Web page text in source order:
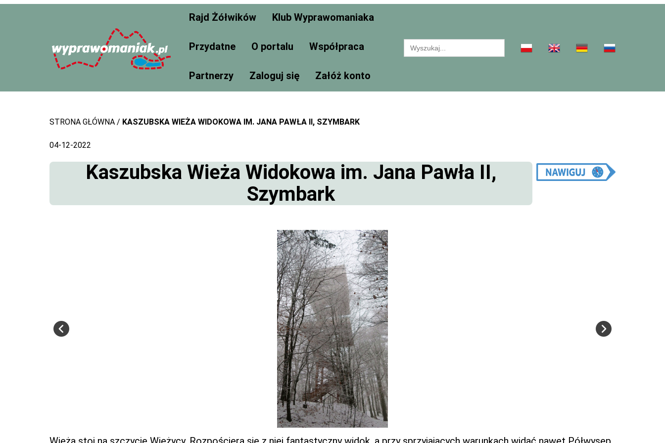
Rajd Żółwików Klub Wyprawomaniaka
Przydatne O portalu Współpraca
Partnerzy Zaloguj się Załóż konto
Search
for:
STRONA GŁÓWNA KASZUBSKA WIEŻA WIDOKOWA IM. JANA PAWŁA II, SZYMBARK
04-12-2022
Kaszubska Wieża Widokowa im. Jana Pawła II,
Szymbark